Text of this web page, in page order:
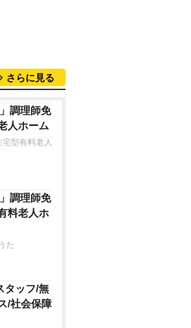
さらに見る
調理師免
人ホーム
型有料老人
調理師免
料老人ホ
た
タッフ/無
/社会保障